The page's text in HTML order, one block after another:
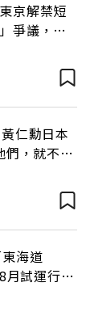
京解禁短
爭議，看
仁勳日本
們，就不會
海道
試運行！
訊